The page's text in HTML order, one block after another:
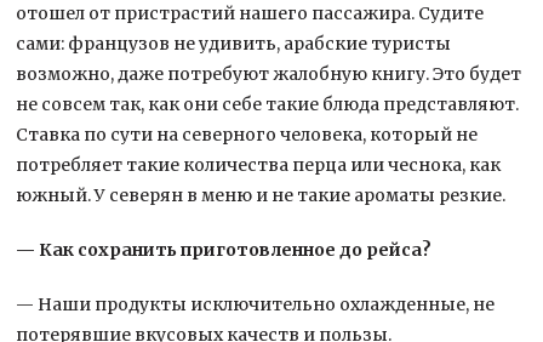
отошел от пристрастий нашего пассажира. Судите
сами: французов не удивить, арабские туристы
возможно, даже потребуют жалобную книгу. Это будет
не совсем так, как они себе такие блюда представляют.
Ставка по сути на северного человека, который не
потребляет такие количества перца или чеснока, как
южный. У северян в меню и не такие ароматы резкие.
— Как сохранить приготовленное до рейса?
— Наши продукты исключительно охлажденные, не
потерявшие вкусовых качеств и пользы.